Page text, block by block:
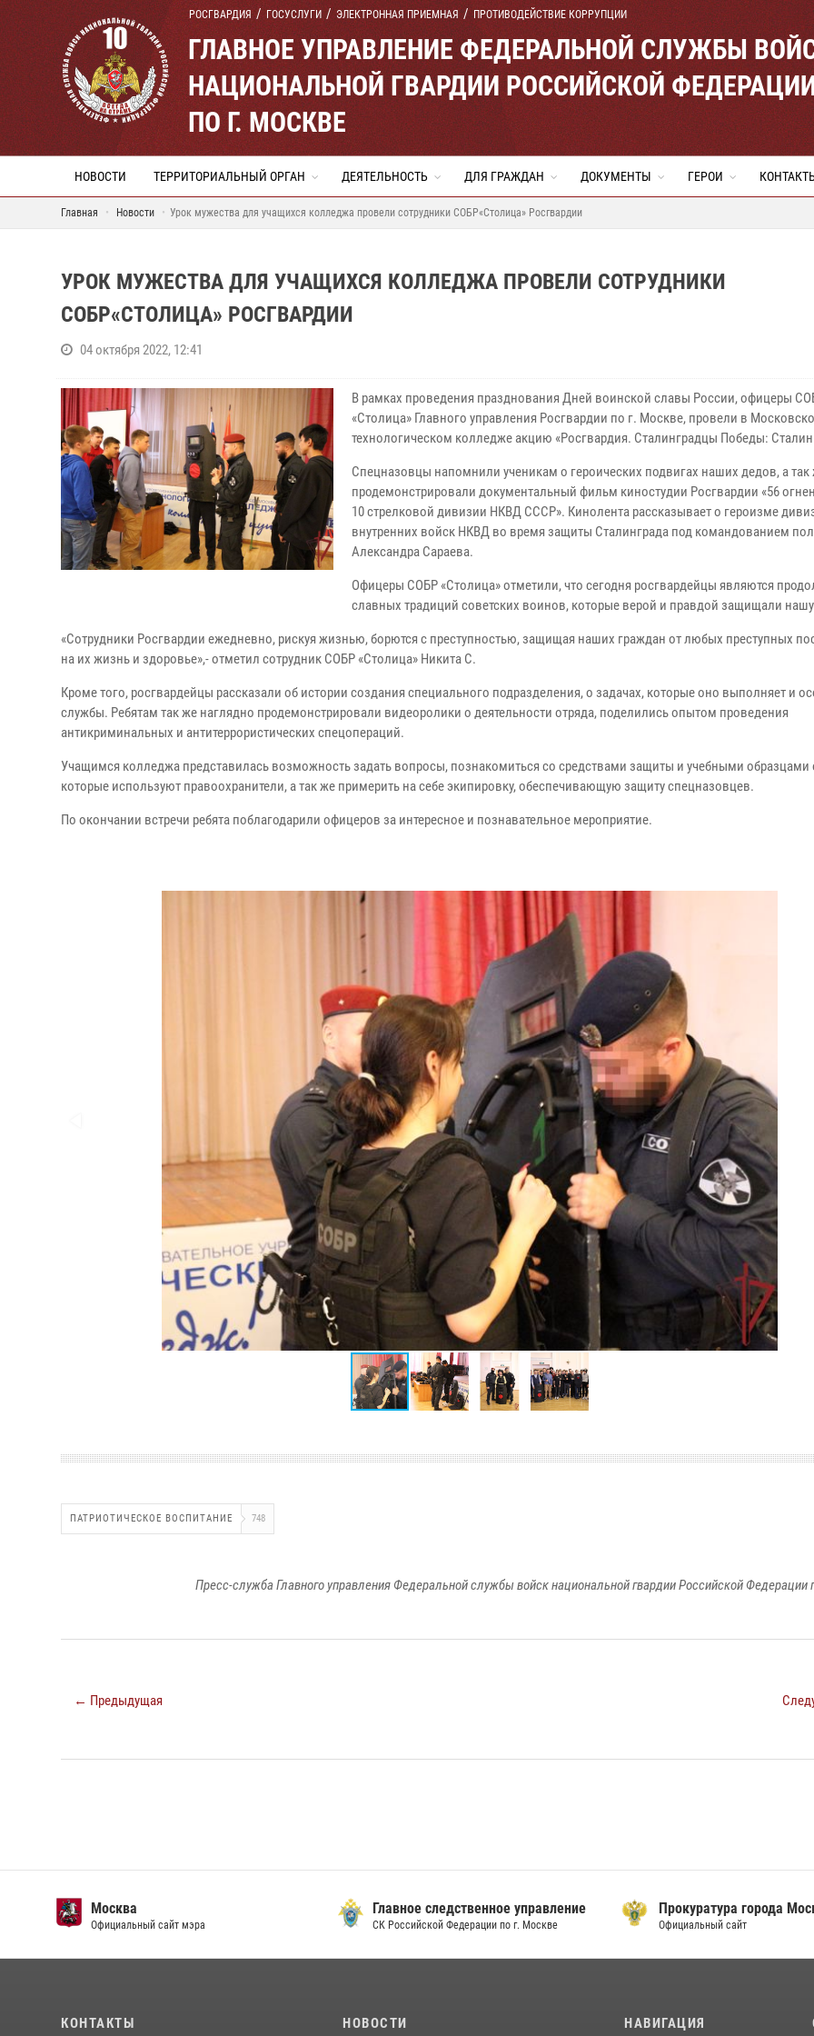
РОСГВАРДИЯ ГОСУСЛУГИ ЭЛЕКТРОННАЯ ПРИЕМНАЯ ПРОТИВОДЕЙСТВИЕ КОРРУПЦИИ
ГЛАВНОЕ УПРАВЛЕНИЕ ФЕДЕРАЛЬНОЙ СЛУЖБЫ
НАЦИОНАЛЬНОЙ ГВАРДИИ РОССИЙСКОЙ
ПО Г. МОСКВЕ
НОВОСТИ ТЕРРИТОРИАЛЬНЫЙ ОРГАН ДЕЯТЕЛЬНОСТЬ ДЛЯ ГРАЖДАН ДОКУМЕНТЫ ГЕРОИ
Главная Новости Урок мужества для учащихся колледжа провели сотрудники СОБР«Столица» Росгвардии
УРОК МУЖЕСТВА ДЛЯ УЧАЩИХСЯ КОЛЛЕДЖА ПРОВЕЛИ СОТРУДНИКИ
СОБР«СТОЛИЦА» РОСГВАРДИИ
04 октября 2022, 12:41
В рамках проведения празднования Дней воинской славы России, офицеры
«Столица» Главного управления Росгвардии по г. Москве, провели в
технологическом колледже акцию «Росгвардия. Сталинградцы Победы:
Спецназовцы напомнили ученикам о героических подвигах наших дедов, а так
продемонстрировали документальный фильм киностудии Росгвардии «56
10 стрелковой дивизии НКВД СССР». Кинолента рассказывает о героизме
внутренних войск НКВД во время защиты Сталинграда под командованием
Александра Сараева.
Офицеры СОБР «Столица» отметили, что сегодня росгвардейцы являются
славных традиций советских воинов, которые верой и правдой защищали
«Сотрудники Росгвардии ежедневно, рискуя жизнью, борются с преступностью, защищая наших граждан от любых преступных
на их жизнь и здоровье»,- отметил сотрудник СОБР «Столица» Никита С.
Кроме того, росгвардейцы рассказали об истории создания специального подразделения, о задачах, которые оно выполняет и
службы. Ребятам так же наглядно продемонстрировали видеоролики о деятельности отряда, поделились опытом проведения
антикриминальных и антитеррористических спецопераций.
Учащимся колледжа представилась возможность задать вопросы, познакомиться со средствами защиты и учебными образцами
которые используют правоохранители, а так же примерить на себе экипировку, обеспечивающую защиту спецназовцев.
По окончании встречи ребята поблагодарили офицеров за интересное и познавательное мероприятие.
ПАТРИОТИЧЕСКОЕ ВОСПИТАНИЕ 748
Пресс-служба Главного управления Федеральной службы войск национальной гвардии Российской Федерации
← Предыдущая
Москва
Официальный сайт мэра
Главное следственное управление
СК Российской Федерации по г. Москве
Прокуратура города
Официальный сайт
КОНТАКТЫ НОВОСТИ НАВИГАЦИЯ